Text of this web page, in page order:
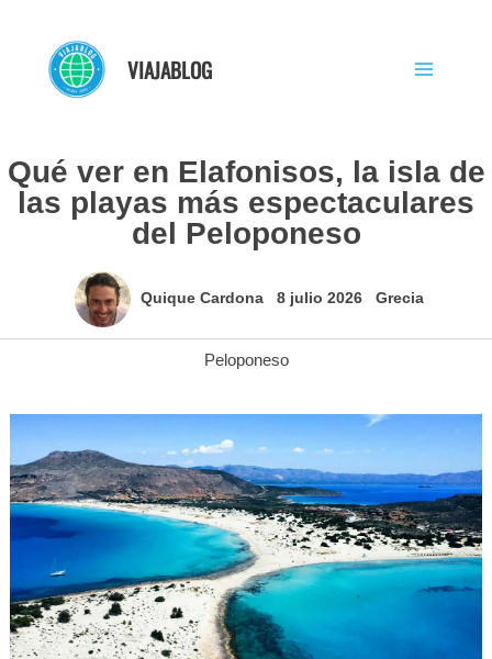
contenido
VIAJABLOG
Qué ver en Elafonisos, la isla de
las playas más espectaculares
del Peloponeso
Quique Cardona 8 julio 2026 Grecia
Peloponeso